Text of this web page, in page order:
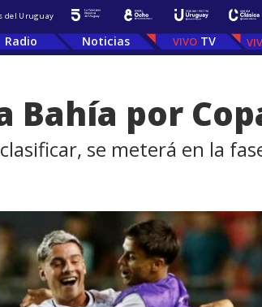
del Uruguay
Radio Noticias TV
Bahía por
se meterá en la